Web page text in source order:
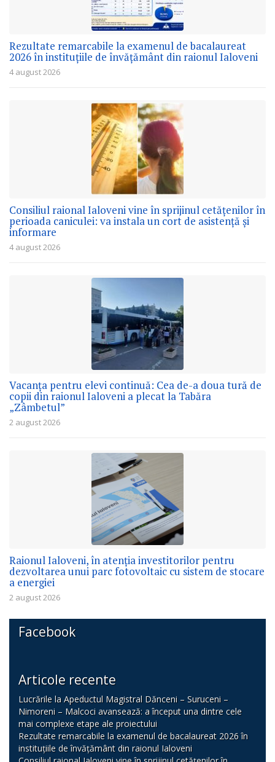
Rezultate remarcabile la examenul de bacalaureat
2026 în instituțiile de învățământ din raionul Ialoveni
4 august 2026
Consiliul raional Ialoveni vine în sprijinul cetățenilor în
perioada caniculei: va instala un cort de asistență și
informare
4 august 2026
Vacanța pentru elevi continuă: Cea de-a doua tură de
copii din raionul Ialoveni a plecat la Tabăra
„Zâmbetul”
2 august 2026
Raionul Ialoveni, în atenția investitorilor pentru
dezvoltarea unui parc fotovoltaic cu sistem de stocare
a energiei
2 august 2026
Facebook
Articole recente
Lucrările la Apeductul Magistral Dănceni – Suruceni –
Nimoreni – Malcoci avansează: a început una dintre cele
mai complexe etape ale proiectului
Rezultate remarcabile la examenul de bacalaureat 2026 în
instituțiile de învățământ din raionul Ialoveni